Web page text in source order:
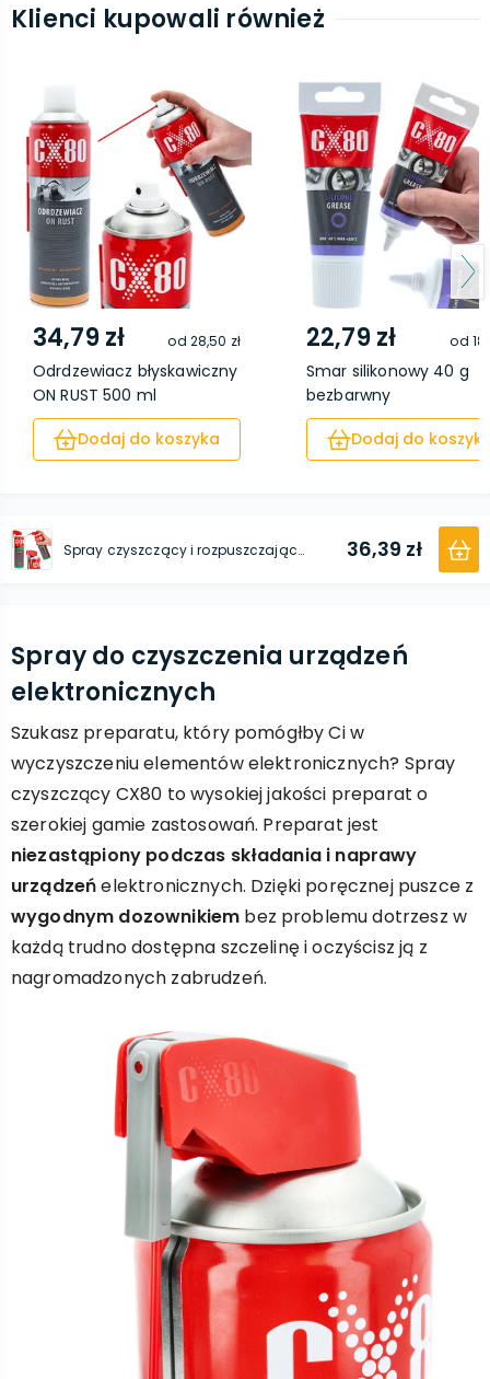
Klienci kupowali również
34,79 zł od 28,50 zł
Odrdzewiacz błyskawiczny
ON RUST 500 ml
Dodaj do koszyka
22,79 zł od
Smar silikonowy 40 g
bezbarwny
Dodaj do
Spray czyszczący i rozpuszczający CONTAX 500 ml 36,39 zł
Spray do czyszczenia urządzeń
elektronicznych
Szukasz preparatu, który pomógłby Ci w
wyczyszczeniu elementów elektronicznych? Spray
czyszczący CX80 to wysokiej jakości preparat o
szerokiej gamie zastosowań. Preparat jest
niezastąpiony podczas składania i naprawy
urządzeńelektronicznych. Dzięki poręcznej puszce z
wygodnym dozownikiem bez problemu dotrzesz w
każdą trudno dostępna szczelinę i oczyścisz ją z
nagromadzonych zabrudzeń.